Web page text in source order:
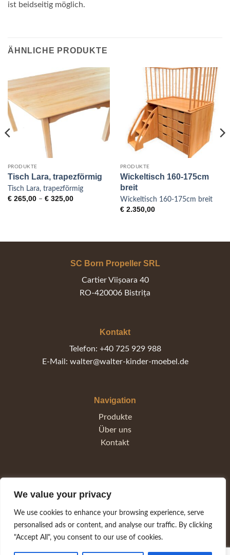
We value your privacy
We use cookies to enhance your browsing experience, serve
personalised ads or content, and analyse our traffic. By clicking
"Accept All", you consent to our use of cookies.
ist beidseitig möglich.
ÄHNLICHE PRODUKTE
PRODUKTE
Tisch Lara, trapezförmig
Tisch Lara, trapezförmig
€265,00 – €325,00Preisspanne:
PRODUKTE
Wickeltisch 160-175cm
breit
Wickeltisch 160-175cm breit
€2.350,00
SC Born Propeller SRL
Cartier Viișoara 40
RO-420006 Bistrița
Kontakt
Telefon: +40 725 929 988
E-Mail: walter@walter-kinder-moebel.de
Navigation
Produkte
Über uns
Kontakt
Impressum
Datenschutz
AGB
Widerrufsrecht